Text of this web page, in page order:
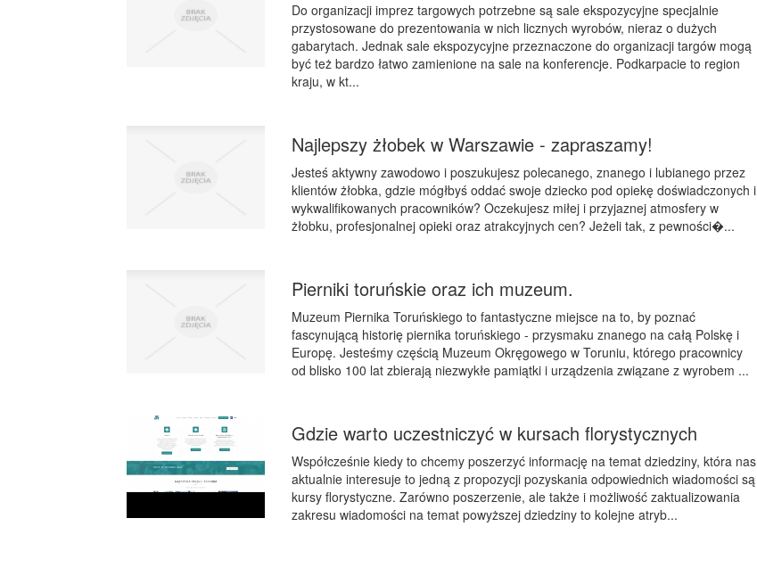
Do organizacji imprez targowych potrzebne są sale ekspozycyjne specjalnie
przystosowane do prezentowania w nich licznych wyrobów, nieraz o dużych
gabarytach. Jednak sale ekspozycyjne przeznaczone do organizacji targów mogą
być też bardzo łatwo zamienione na sale na konferencje. Podkarpacie to region
kraju, w kt...
Najlepszy żłobek w Warszawie - zapraszamy!
Jesteś aktywny zawodowo i poszukujesz polecanego, znanego i lubianego przez
klientów żłobka, gdzie mógłbyś oddać swoje dziecko pod opiekę doświadczonych i
wykwalifikowanych pracowników? Oczekujesz miłej i przyjaznej atmosfery w
żłobku, profesjonalnej opieki oraz atrakcyjnych cen? Jeżeli tak, z pewności�...
Pierniki toruńskie oraz ich muzeum.
Muzeum Piernika Toruńskiego to fantastyczne miejsce na to, by poznać
fascynującą historię piernika toruńskiego - przysmaku znanego na całą Polskę i
Europę. Jesteśmy częścią Muzeum Okręgowego w Toruniu, którego pracownicy
od blisko 100 lat zbierają niezwykłe pamiątki i urządzenia związane z wyrobem ...
Gdzie warto uczestniczyć w kursach florystycznych
Współcześnie kiedy to chcemy poszerzyć informację na temat dziedziny, która nas
aktualnie interesuje to jedną z propozycji pozyskania odpowiednich wiadomości są
kursy florystyczne. Zarówno poszerzenie, ale także i możliwość zaktualizowania
zakresu wiadomości na temat powyższej dziedziny to kolejne atryb...